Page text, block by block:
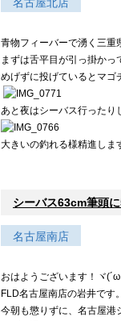
青物フィーバーで湧く三重
まずは舌平目が引っ掛かっ
めげずに投げているとマゴ
あと夜はシーバス行ったり
大きいの釣れる様精進しま
シーバス63cm筆頭
名古屋南店
おはようございます！ヾ
FLD名古屋南店の岩井です。
今朝も懲りずに、名古屋港